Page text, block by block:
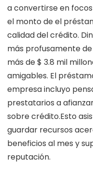
a convertirse en
el monto de el
calidad del crédito.
más profusamente
más de $ 3.8 mil
amigables. El
empresa incluyo
prestatarios a
sobre crédito.Esto
guardar recursos
beneficios al mes y
reputación.